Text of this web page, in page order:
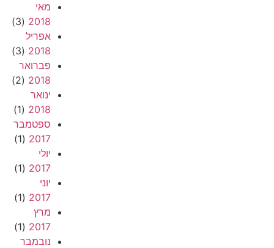
מאי
2018
(3)
אפריל
2018
(3)
פברואר
2018
(2)
ינואר
2018
(1)
ספטמבר
2017
(1)
יולי
2017
(1)
יוני
2017
(1)
מרץ
2017
(1)
נובמבר